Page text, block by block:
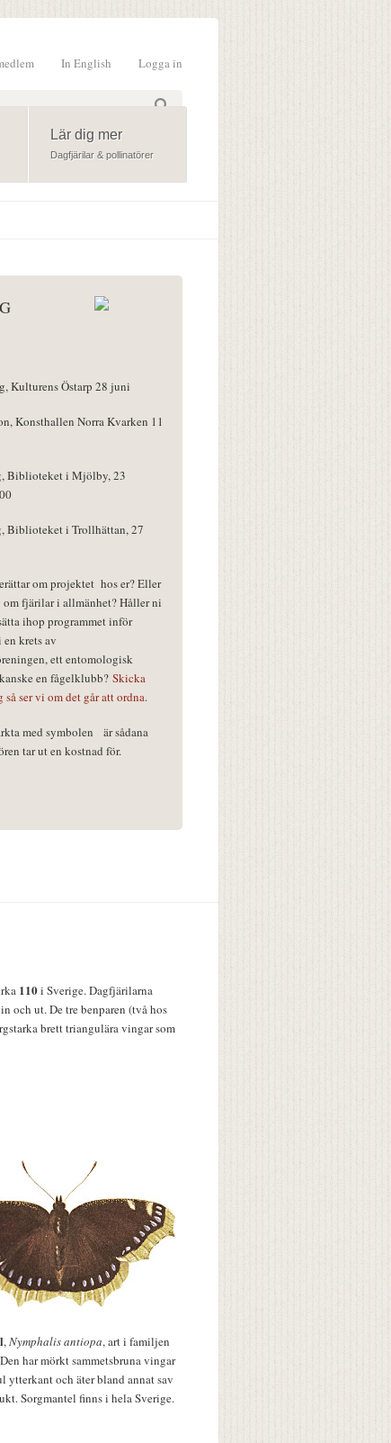
Logga in
In English
Lär dig mer
Dagfjärilar & pollinatörer
Kulturens Östarp 28 juni
Konsthallen Norra Kvarken 11
Biblioteket i Mjölby, 23
Biblioteket i Trollhättan, 27
om projektet hos er? Eller
om fjärilar i allmänhet? Håller ni
ihop programmet inför
krets av
ett entomologisk
en fågelklubb? Skicka
så ser vi om det går att ordna.
med symbolen
är sådana
tar ut en kostnad för.
110i Sverige. Dagfjärilarna
och ut. De tre benparen (två hos
brett triangulära vingar som
,Nymphalis antiopa, art i familjen
har mörkt sammetsbruna vingar
ytterkant och äter bland annat sav
Sorgmantel finns i hela Sverige.